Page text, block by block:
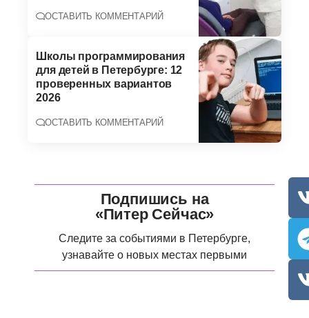
ОСТАВИТЬ КОММЕНТАРИЙ
Школы программирования
для детей в Петербурге: 12
проверенных вариантов
2026
ОСТАВИТЬ КОММЕНТАРИЙ
Подпишись на
«Питер Сейчас»
Следите за событиями в Петербурге,
узнавайте о новых местах первыми